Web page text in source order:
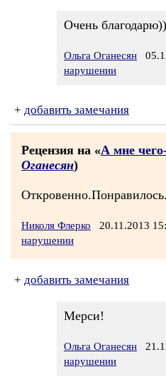
Очень благодарю))
Ольга Оганесян
нарушении
+ добавить замечания
Рецензия на «А мне
Оганесян)
Откровенно.Понравилось.
Николя Флерко 20.11.2013
нарушении
+ добавить замечания
Мерси!
Ольга Оганесян
нарушении